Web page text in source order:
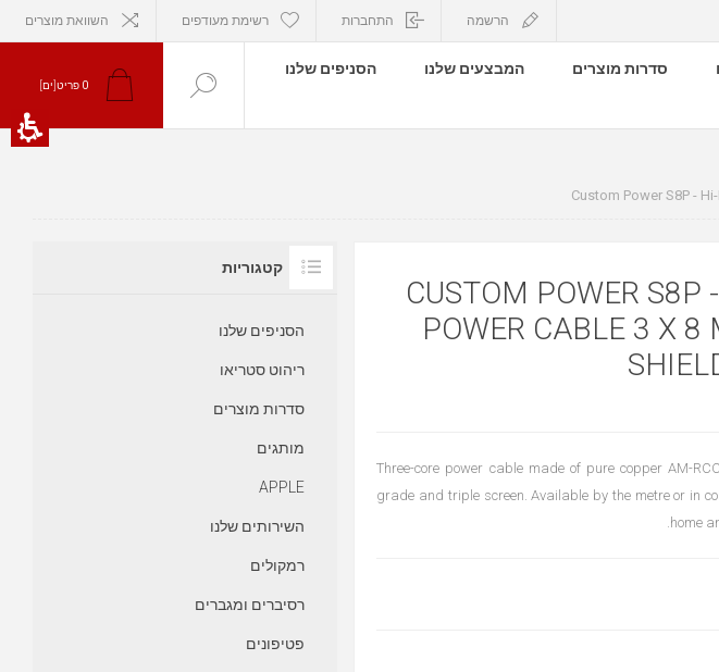
הרשמה התחברות רשימת מעודפים השוואת מוצרים
סדרות מוצרים המבצעים שלנו
הסניפים שלנו
0 פריט[ים]
Custom Power S8P -
CUSTOM POWER S8P
POWER CABLE 3 X 8
Three-core power cable made of pure copper AM-
grade and triple screen. Available by the metre or in
home
קטגוריות
הסניפים שלנו
ריהוט סטריאו
סדרות מוצרים
מותגים
APPLE
השירותים שלנו
רמקולים
רסיברים ומגברים
פטיפונים